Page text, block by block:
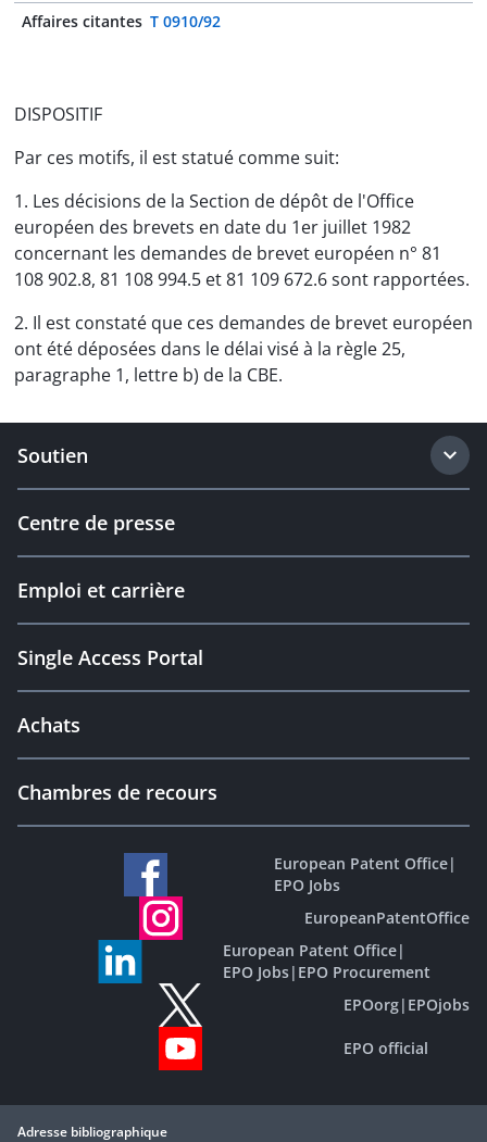
Affaires citantes T 0910/92
DISPOSITIF
Par ces motifs, il est statué comme suit:
1. Les décisions de la Section de dépôt de l'Office
européen des brevets en date du 1er juillet 1982
concernant les demandes de brevet européen n° 81
108 902.8, 81 108 994.5 et 81 109 672.6 sont rapportées.
2. Il est constaté que ces demandes de brevet européen
ont été déposées dans le délai visé à la règle 25,
paragraphe 1, lettre b) de la CBE.
Soutien
Centre de presse
Emploi et carrière
Single Access Portal
Achats
Chambres de recours
European Patent Office|
EPO Jobs
EuropeanPatentOffice
European Patent Office|
EPO Jobs| EPO Procurement
EPOorg| EPOjobs
EPO official
Adresse bibliographique